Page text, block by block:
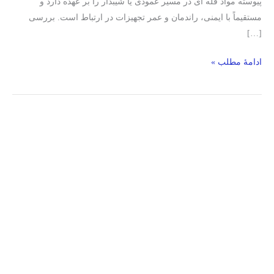
مستقیماً با ایمنی، راندمان و عمر تجهیزات در ارتباط است. بررسی
[…]
ادامۀ مطلب »